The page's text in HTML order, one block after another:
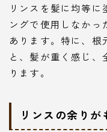
リンスを髪に均等に
ングで使用しなか
あります。特に、根
と、髪が重く感じ、
ります。
リンスの余りが